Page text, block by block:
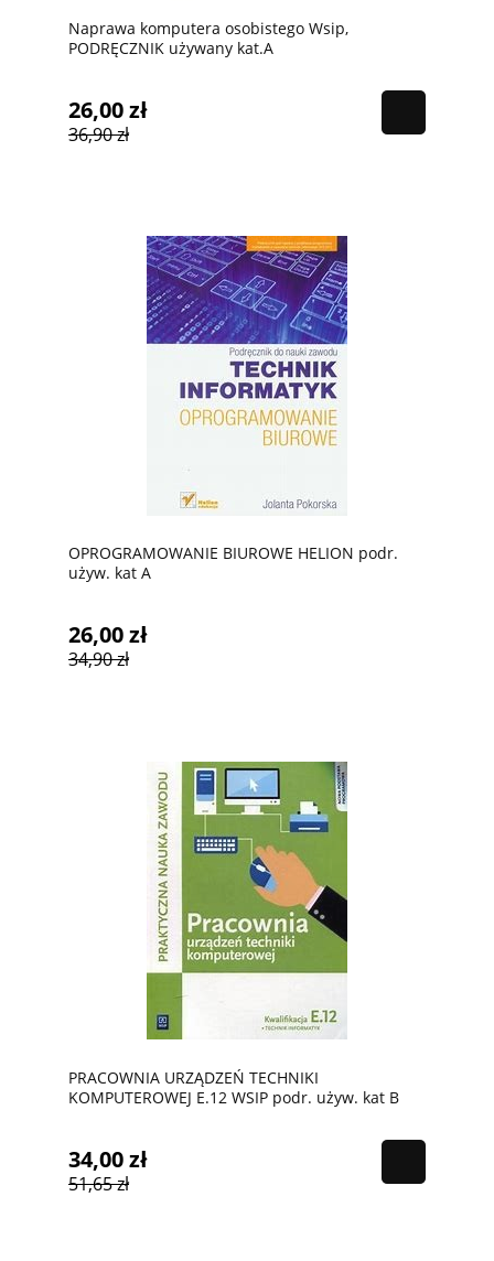
Naprawa komputera osobistego Wsip,
PODRĘCZNIK używany kat.A
26,00 zł
36,90 zł
OPROGRAMOWANIE BIUROWE HELION podr.
używ. kat A
26,00 zł
34,90 zł
PRACOWNIA URZĄDZEŃ TECHNIKI
KOMPUTEROWEJ E.12 WSIP podr. używ. kat B
34,00 zł
51,65 zł